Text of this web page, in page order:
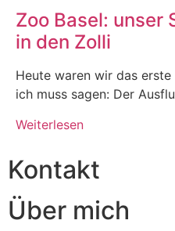
Zoo Basel: unser
in den Zolli
Heute waren wir das
ich muss sagen: Der
Weiterlesen
Kontakt
Über mich